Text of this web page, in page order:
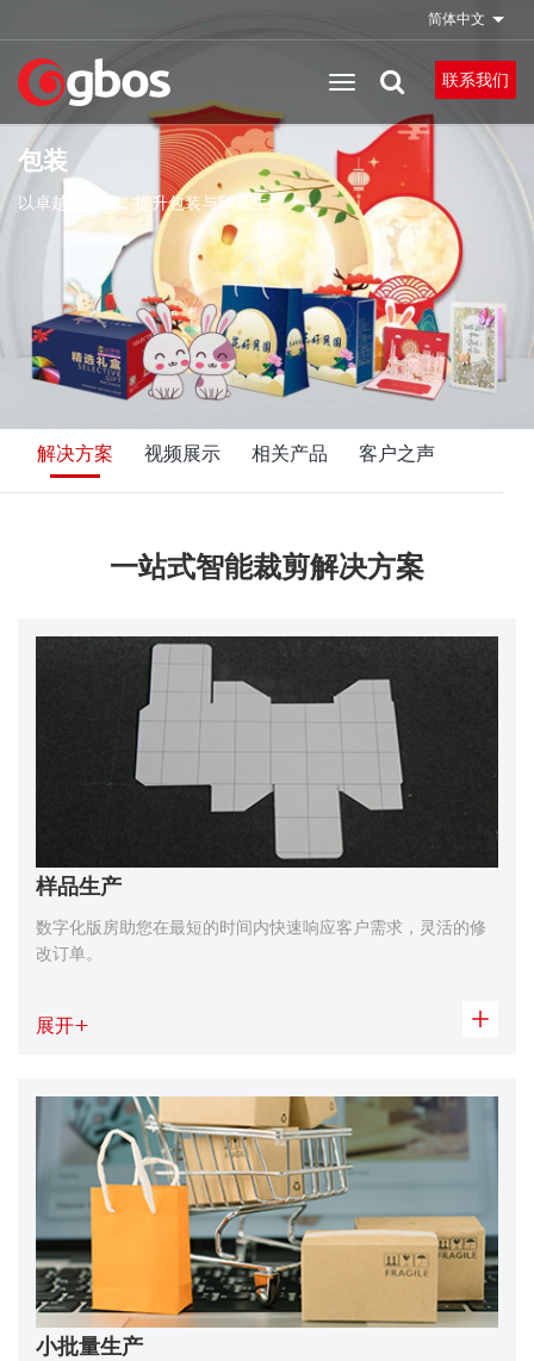
转
到
内
容
简体中文 列出
联系我们
包装
以卓越精准度，提升包装与印刷生产。
解决方案 视频展示 相关产品 客户之声
一站式智能裁剪解决方案
样品生产
数字化版房助您在最短的时间内快速响应客户需求，灵活的修
改订单。
展开+
小批量生产